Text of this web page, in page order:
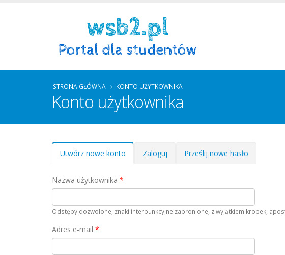
STRONA GŁÓWNA KONTO UŻYTKOWNIKA
Konto użytkownika
Zakładki podstawowe
Utwórz nowe konto (aktywnaZaloguj Prześlij nowe hasło
Nazwa użytkownika *
Odstępy dozwolone; znaki interpunkcyjne zabronione, z wyjątkiem kropek,
Adres e-mail *